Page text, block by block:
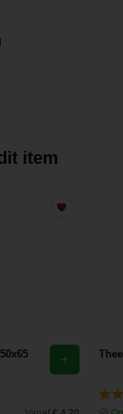
item